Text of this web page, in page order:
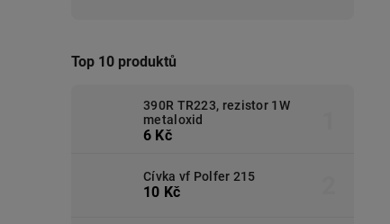
Top 10 produktů
390R TR223, rezistor 1W
metaloxid
6 Kč
Cívka vf Polfer 215
10 Kč